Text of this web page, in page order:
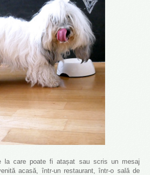
la care poate fi atașat sau scris un mesaj
acasă, într-un restaurant, într-o sală de